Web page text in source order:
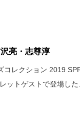
亮・志尊淳
レクション 2019
ットゲストで登場し